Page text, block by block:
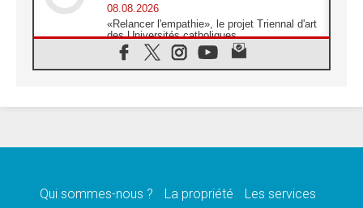
08.08.2026
«Relancer l'empathie», le projet Triennal d'art
des Universités catholiques
08.08.2026
Signis 2026, donner la parole aux religieuses
07.08.2026
07.08.2026
Qui sommes-nous ? La propriété
Les services